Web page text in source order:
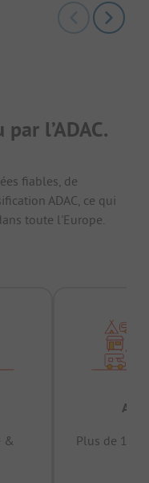
l’ADAC.
fiables, de
ADAC, ce qui
toute l'Europe.
&
Plus de 15